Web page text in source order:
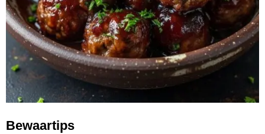
Bewaartips